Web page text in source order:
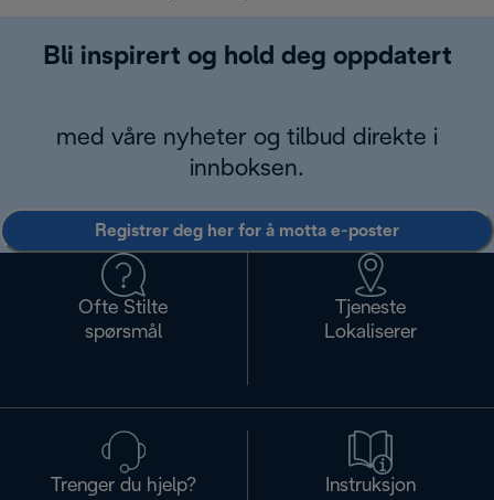
Bli inspirert og hold deg oppdatert
med våre nyheter og tilbud direkte i
innboksen.
Registrer deg her for å motta e-poster
Ofte Stilte
spørsmål
Tjeneste
Lokaliserer
Trenger du hjelp?
Instruksjon